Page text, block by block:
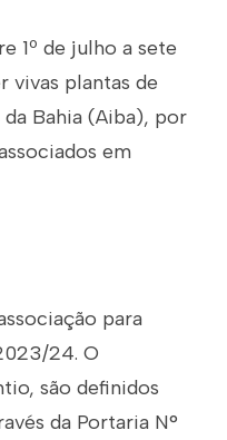
1º de julho a sete
vivas plantas de
Bahia (Aiba), por
em
para
24. O
são definidos
da Portaria N°